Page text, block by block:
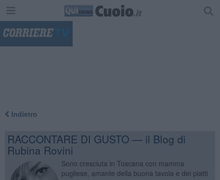
Indietro
RACCONTARE DI GUSTO — il Blog di
Rubina Rovini
Sono cresciuta in Toscana con mamma
pugliese, amante della buona tavola e dei piatti